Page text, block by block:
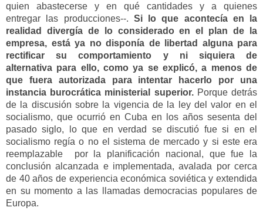
quien abastecerse y en qué cantidades y a quienes
entregar las producciones--. Si lo que acontecía en la
realidad divergía de lo considerado en el plan de la
empresa, está ya no disponía de libertad alguna para
rectificar su comportamiento
y ni siquiera de
alternativa para ello,como ya se explicó,a menos de
que fuera autorizada para intentar hacerlo por una
instancia burocrática ministerial superior. Porque detrás
de la discusión sobre la vigencia de la ley del valor en el
socialismo, que ocurrió en Cuba en los años sesenta del
pasado siglo,
lo que en verdad sediscutió fuesi en el
socialismo regía o no el sistema de mercado y si este era
reemplazable por la planificación nacional, que fue la
conclusión alcanzada e implementada, avalada por cerca
de 40 años de experiencia económica soviética y extendida
en su momento a las llamadas democracias populares de
Europa.